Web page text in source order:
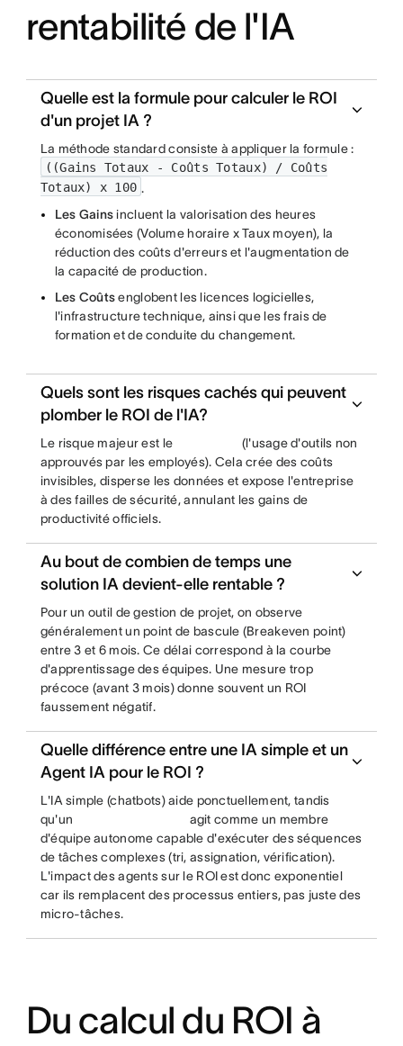
rentabilité de l'IA
Quelle est la formule pour calculer le ROI
d'un projet IA ?
La méthode standard consiste à appliquer la formule :
((Gains Totaux - Coûts Totaux) / Coûts
Totaux) x 100 .
Les Gains incluent la valorisation des heures
économisées (Volume horaire x Taux moyen), la
réduction des coûts d'erreurs et l'augmentation de
la capacité de production.
Les Coûtsenglobent les licences logicielles,
l'infrastructure technique, ainsi que les frais de
formation et de conduite du changement.
Quels sont les risques cachés qui peuvent
plomber le ROI de l'IA?
Le risque majeur est le
(l'usage d'outils non
approuvés par les employés). Cela crée des coûts
invisibles, disperse les données et expose l'entreprise
à des failles de sécurité, annulant les gains de
productivité officiels.
Au bout de combien de temps une
solution IA devient-elle rentable ?
Pour un outil de gestion de projet, on observe
généralement un point de bascule (Breakeven point)
entre 3 et 6 mois. Ce délai correspond à la courbe
d'apprentissage des équipes. Une mesure trop
précoce (avant 3 mois) donne souvent un ROI
faussement négatif.
Quelle différence entre une IA simple et un
Agent IA pour le ROI ?
L'IA simple (chatbots) aide ponctuellement, tandis
qu'un
agit comme un membre
d'équipe autonome capable d'exécuter des séquences
de tâches complexes (tri, assignation, vérification).
L'impact des agents sur le ROI est donc exponentiel
car ils remplacent des processus entiers, pas juste des
micro-tâches.
Du calcul du ROI à